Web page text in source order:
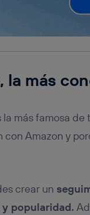
la más
más famosa de
con Amazon y
crear un
y popularidad.